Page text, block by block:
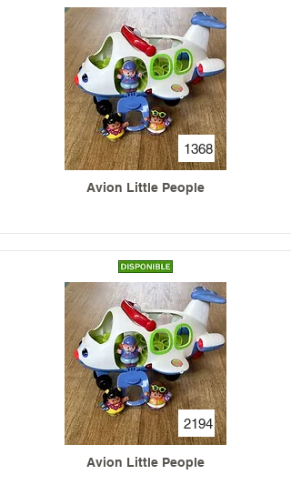
1368
Avion Little People
2194
Avion Little People